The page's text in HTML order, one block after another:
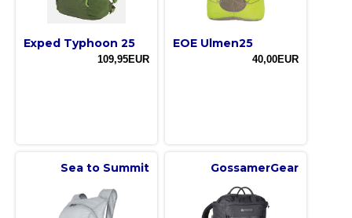
Exped Typhoon 25
109,95EUR
EOE Ulmen25
40,00EUR
Sea to Summit GossamerGear